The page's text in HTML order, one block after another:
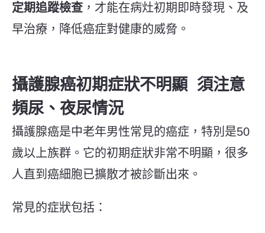
定期追蹤檢查 ，才能在病灶初期即時發現、及
早治療，降低癌症對健康的威脅。
攝護腺癌初期症狀不明顯 須注意
頻尿、夜尿情況
攝護腺癌是中老年男性常見的癌症，特別是50
歲以上族群。它的初期症狀非常不明顯，很多
人直到癌細胞已擴散才被診斷出來。
常見的症狀包括：